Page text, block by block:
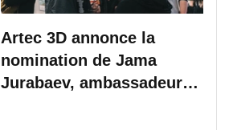
Artec 3D annonce la
nomination de Jama
Jurabaev, ambassadeur